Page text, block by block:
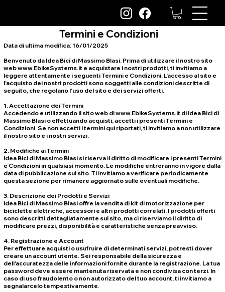
Termini e Condizioni
Data di ultima modifica: 16/01/2025
Benvenuto da Idea Bici di Massimo Blasi. Prima di utilizzare il nostro sito
web www.EbikeSystems.it e acquistare i nostri prodotti, ti invitiamo a
leggere attentamente i seguenti Termini e Condizioni. L'accesso al sito e
l'acquisto dei nostri prodotti sono soggetti alle condizioni descritte di
seguito, che regolano l'uso del sito e dei servizi offerti.
1. Accettazione dei Termini
Accedendo e utilizzando il sito web di www.EbikeSystems.it di Idea Bici di
Massimo Blasi o effettuando acquisti, accetti i presenti Termini e
Condizioni. Se non accetti i termini qui riportati, ti invitiamo a non utilizzare
il nostro sito e i nostri servizi.
2. Modifiche ai Termini
Idea Bici di Massimo Blasi si riserva il diritto di modificare i presenti Termini
e Condizioni in qualsiasi momento. Le modifiche entreranno in vigore dalla
data di pubblicazione sul sito. Ti invitiamo a verificare periodicamente
questa sezione per rimanere aggiornato sulle eventuali modifiche.
3. Descrizione dei Prodotti e Servizi
Idea Bici di Massimo Blasi offre la vendita di kit di motorizzazione per
biciclette elettriche, accessori e altri prodotti correlati. I prodotti offerti
sono descritti dettagliatamente sul sito, ma ci riserviamo il diritto di
modificare prezzi, disponibilità e caratteristiche senza preavviso.
4. Registrazione e Account
Per effettuare acquisti o usufruire di determinati servizi, potresti dover
creare un account utente. Sei responsabile della sicurezza e
dell'accuratezza delle informazioni fornite durante la registrazione. La tua
password deve essere mantenuta riservata e non condivisa con terzi. In
caso di uso fraudolento o non autorizzato del tuo account, ti invitiamo a
segnalarcelo tempestivamente.